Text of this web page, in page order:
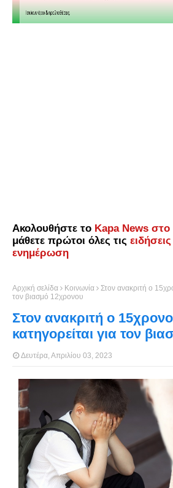
Ακολουθήστε το Kapa News
μάθετε πρώτοι όλες τις ειδήσεις
ενημέρωση
Αρχική σελίδα Κοινωνία
Στον ανακριτή ο
τον βιασμό 12χρονου
Στον ανακριτή ο
κατηγορείται για τον
Δευτέρα, Απριλίου 03, 2023